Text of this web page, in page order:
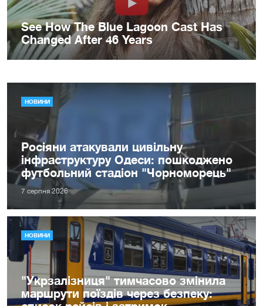
НОВИНИ
Росіяни атакували цивільну
інфраструктуру Одеси: пошкоджено
футбольний стадіон "Чорноморець"
7 серпня 2026
НОВИНИ
"Укрзалізниця" тимчасово змінила
маршрути поїздів через безпеку: